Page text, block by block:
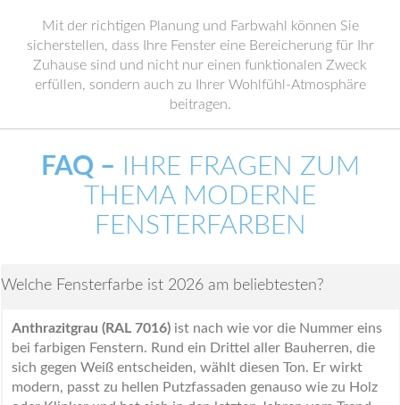
Mit der richtigen Planung und Farbwahl können Sie
sicherstellen, dass Ihre Fenster eine Bereicherung für Ihr
Zuhause sind und nicht nur einen funktionalen Zweck
erfüllen, sondern auch zu Ihrer Wohlfühl-Atmosphäre
beitragen.
FAQ – IHRE FRAGEN ZUM
THEMA MODERNE
FENSTERFARBEN
Welche Fensterfarbe ist 2026 am beliebtesten?
Anthrazitgrau (RAL 7016) ist nach wie vor die Nummer eins
bei farbigen Fenstern. Rund ein Drittel aller Bauherren, die
sich gegen Weiß entscheiden, wählt diesen Ton. Er wirkt
modern, passt zu hellen Putzfassaden genauso wie zu Holz